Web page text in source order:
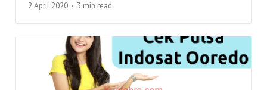
2 April 2020 3 min read